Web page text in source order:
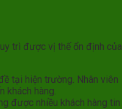
trì được vị thế ổn định của
tại hiện trường. Nhân viên
khách hàng.
được nhiều khách hàng tin